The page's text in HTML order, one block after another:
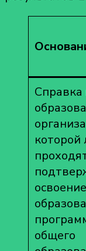
Справка
которой
освоение
общего